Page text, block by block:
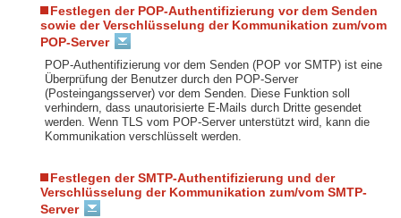
Festlegen der POP-Authentifizierung vor dem Senden
sowie der Verschlüsselung der Kommunikation zum/vom
POP-Server
POP-Authentifizierung vor dem Senden (POP vor SMTP) ist eine
Überprüfung der Benutzer durch den POP-Server
(Posteingangsserver) vor dem Senden. Diese Funktion soll
verhindern, dass unautorisierte E-Mails durch Dritte gesendet
werden. Wenn TLS vom POP-Server unterstützt wird, kann die
Kommunikation verschlüsselt werden.
Festlegen der SMTP-Authentifizierung und der
Verschlüsselung der Kommunikation zum/vom SMTP-
Server